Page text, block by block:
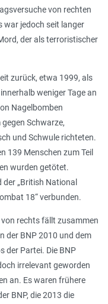
von rechten
war jedoch seit langer
der als terroristischer
zurück, etwa 1999, als
weniger Tage an
Nagelbomben
Schwarze,
und Schwule richteten.
139 Menschen zum Teil
wurden getötet.
„British National
18“ verbunden.
rechts fällt zusammen
der BNP 2010 und dem
der Partei. Die BNP
irrelevant geworden
an. Es waren frühere
BNP, die 2013 die